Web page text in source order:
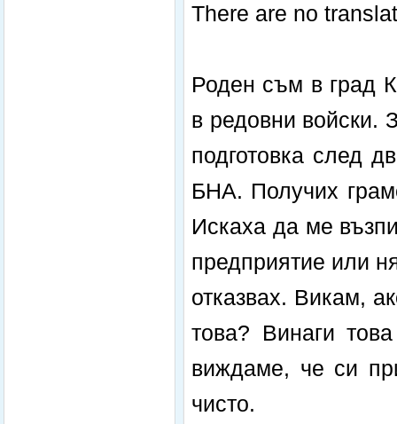
There are no
Роден съм в град
в редовни войски.
подготовка след
БНА. Получих
Искаха да ме
предприятие или
отказвах. Викам,
това? Винаги
виждаме, че си
чисто.